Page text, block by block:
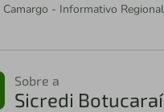
Camargo - Informativo Regional
Sobre a
Sicredi